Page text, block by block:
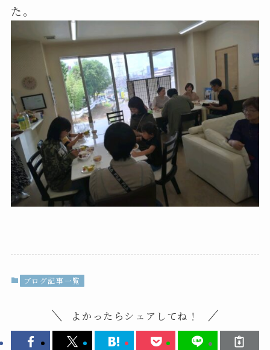
た。
ブログ記事一覧
よかったらシェアしてね！